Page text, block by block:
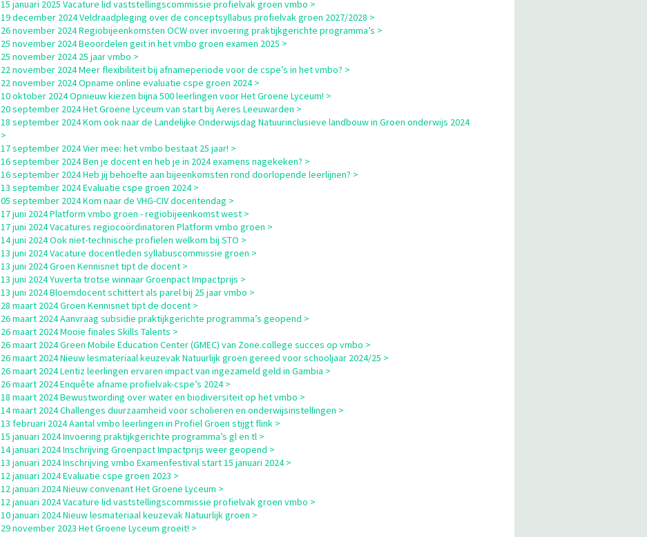
15 januari 2025 Vacature lid vaststellingscommissie profielvak groen vmbo >
19 december 2024 Veldraadpleging over de conceptsyllabus profielvak groen 2027/2028 >
26 november 2024 Regiobijeenkomsten OCW over invoering praktijkgerichte programma’s >
25 november 2024 Beoordelen geit in het vmbo groen examen 2025 >
25 november 2024 25 jaar vmbo >
22 november 2024 Meer flexibiliteit bij afnameperiode voor de cspe’s in het vmbo? >
22 november 2024 Opname online evaluatie cspe groen 2024 >
10 oktober 2024 Opnieuw kiezen bijna 500 leerlingen voor Het Groene Lyceum! >
20 september 2024 Het Groene Lyceum van start bij Aeres Leeuwarden >
18 september 2024 Kom ook naar de Landelijke Onderwijsdag Natuurinclusieve landbouw in Groen onderwijs 2024
>
17 september 2024 Vier mee: het vmbo bestaat 25 jaar! >
16 september 2024 Ben je docent en heb je in 2024 examens nagekeken? >
16 september 2024 Heb jij behoefte aan bijeenkomsten rond doorlopende leerlijnen? >
13 september 2024 Evaluatie cspe groen 2024 >
05 september 2024 Kom naar de VHG-CIV docentendag >
17 juni 2024 Platform vmbo groen - regiobijeenkomst west >
17 juni 2024 Vacatures regiocoördinatoren Platform vmbo groen >
14 juni 2024 Ook niet-technische profielen welkom bij STO >
13 juni 2024 Vacature docentleden syllabuscommissie groen >
13 juni 2024 Groen Kennisnet tipt de docent >
13 juni 2024 Yuverta trotse winnaar Groenpact Impactprijs >
13 juni 2024 Bloemdocent schittert als parel bij 25 jaar vmbo >
28 maart 2024 Groen Kennisnet tipt de docent >
26 maart 2024 Aanvraag subsidie praktijkgerichte programma’s geopend >
26 maart 2024 Mooie finales Skills Talents >
26 maart 2024 Green Mobile Education Center (GMEC) van Zone.college succes op vmbo >
26 maart 2024 Nieuw lesmateriaal keuzevak Natuurlijk groen gereed voor schooljaar 2024/25 >
26 maart 2024 Lentiz leerlingen ervaren impact van ingezameld geld in Gambia >
26 maart 2024 Enquête afname profielvak-cspe’s 2024 >
18 maart 2024 Bewustwording over water en biodiversiteit op het vmbo >
14 maart 2024 Challenges duurzaamheid voor scholieren en onderwijsinstellingen >
13 februari 2024 Aantal vmbo leerlingen in Profiel Groen stijgt flink >
15 januari 2024 Invoering praktijkgerichte programma’s gl en tl >
14 januari 2024 Inschrijving Groenpact Impactprijs weer geopend >
13 januari 2024 Inschrijving vmbo Examenfestival start 15 januari 2024 >
12 januari 2024 Evaluatie cspe groen 2023 >
12 januari 2024 Nieuw convenant Het Groene Lyceum >
12 januari 2024 Vacature lid vaststellingscommissie profielvak groen vmbo >
10 januari 2024 Nieuw lesmateriaal keuzevak Natuurlijk groen >
29 november 2023 Het Groene Lyceum groeit! >